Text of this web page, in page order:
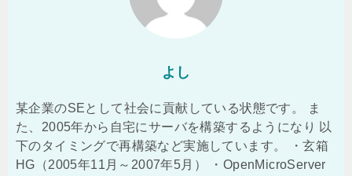
よし
某企業のSEとして社会に貢献している状態です。 ま
た、2005年から自宅にサーバを構築するようになり 以
下のタイミングで再構築など実施しています。 ・玄箱
HG（2005年11月～2007年5月） ・OpenMicroServer